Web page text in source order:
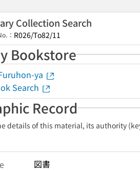
Collection Search
： R026/To82/11
Bookstore
ya
Search
Record
details of this material, its authority
図書